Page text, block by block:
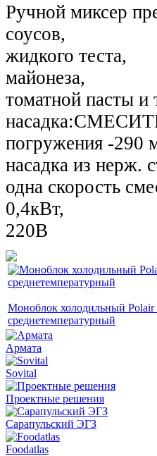
Ручной миксер
соусов,
жидкого теста,
майонеза,
томатной пасты и
погружения -290
насадка из нерж.
одна скорость
0,4кВт,
220В
Моноблок холодильный Polair
среднетемпературный
Армата
Sovital
Проектные решения
Сарапульский ЭГЗ
Foodatlas